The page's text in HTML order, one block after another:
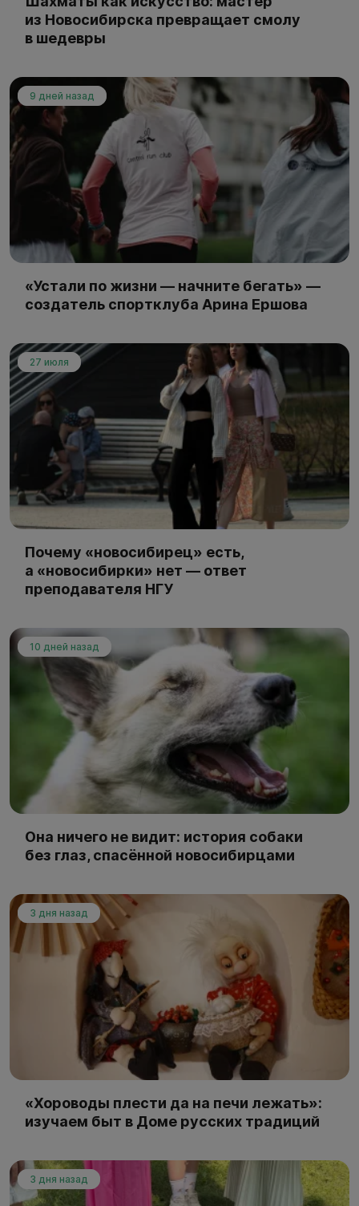
из Новосибирска превращает смолу
в шедевры
9 дней назад
«Устали по жизни — начните бегать» —
создатель спортклуба Арина Ершова
27 июля
Почему «новосибирец» есть,
а «новосибирки» нет — ответ
преподавателя НГУ
10 дней назад
Она ничего не видит: история собаки
без глаз, спасённой новосибирцами
3 дня назад
«Хороводы плести да на печи лежать»:
изучаем быт в Доме русских традиций
3 дня назад